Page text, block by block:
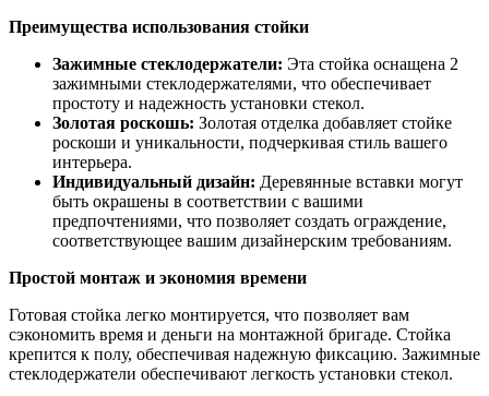
Преимущества использования стойки
Зажимные стеклодержатели: Эта стойка оснащена 2
зажимными стеклодержателями, что обеспечивает
простоту и надежность установки стекол.
Золотая роскошь: Золотая отделка добавляет стойке
роскоши и уникальности, подчеркивая стиль вашего
интерьера.
Индивидуальный дизайн: Деревянные вставки могут
быть окрашены в соответствии с вашими
предпочтениями, что позволяет создать ограждение,
соответствующее вашим дизайнерским требованиям.
Простой монтаж и экономия времени
Готовая стойка легко монтируется, что позволяет вам
сэкономить время и деньги на монтажной бригаде. Стойка
крепится к полу, обеспечивая надежную фиксацию. Зажимные
стеклодержатели обеспечивают легкость установки стекол.